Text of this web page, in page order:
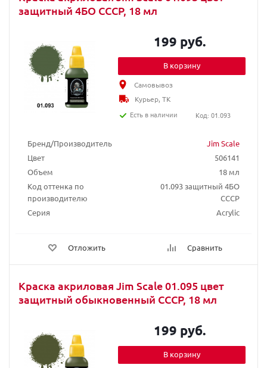
защитный 4БО СССР, 18 мл
Бренд/Производитель
Jim Scale
Цвет
506141
Объем
18 мл
Код оттенка по
производителю
01.093 защитный 4БО
СССР
Серия
Acrylic
Отложить Сравнить
199 руб.
В корзину
Самовывоз
Курьер, ТК
Есть в наличии
Код: 01.093
Краска акриловая Jim Scale 01.095 цвет
защитный обыкновенный СССР, 18 мл
199 руб.
В корзину